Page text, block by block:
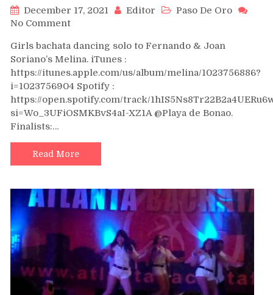
CÁRCEL
December 17, 2021 Editor
Paso De Oro
No Commenton
dance
solo
–
Melina
–
Fernando
Joan
Soriano
Girls bachata dancing solo to Fernando & Joan
Soriano’s Melina. iTunes :
https://itunes.apple.com/us/album/melina/1023756886?
i=1023756904 Spotify :
https://open.spotify.com/track/
si=Wo_3UFiOSMKBvS4aI-XZ1A @Playa de Bonao.
Finalists:…
Read More